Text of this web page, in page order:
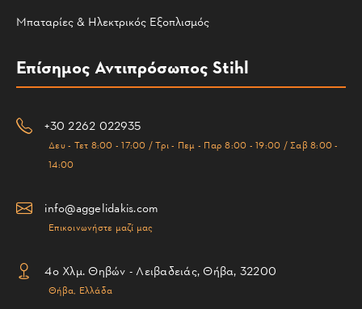
Μπαταρίες & Ηλεκτρικός Εξοπλισμός
Επίσημος Αντιπρόσωπος Stihl
+30 2262 022935
Δευ - Τετ 8:00 - 17:00 / Τρι - Πεμ - Παρ 8:00 - 19:00 / Σαβ 8:00 -
14:00
info@aggelidakis.com
Επικοινωνήστε μαζί μας
4ο Χλμ. Θηβών - Λειβαδειάς, Θήβα, 32200
Θήβα, Ελλάδα